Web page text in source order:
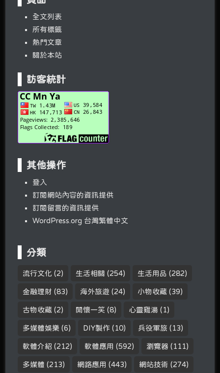
全文列表
所有標籤
熱門文章
關於本站
訪客統計
其他操作
登入
訂閱網站內容的資訊提供
訂閱留言的資訊提供
WordPress.org 台灣繁體中文
分類
流行文化 (2) 生活相關 (254) 生活用品 (282)
金融理財 (83) 海外旅遊 (24) 小物收藏 (39)
古物收藏 (2) 開懷一笑 (8) 心靈雞湯 (1)
多媒體娛樂 (6) DIY製作 (10) 兵役軍旅 (13)
軟體介紹 (212) 軟體應用 (592) 瀏覽器 (111)
多媒體 (213) 網路應用 (443) 網站技術 (274)